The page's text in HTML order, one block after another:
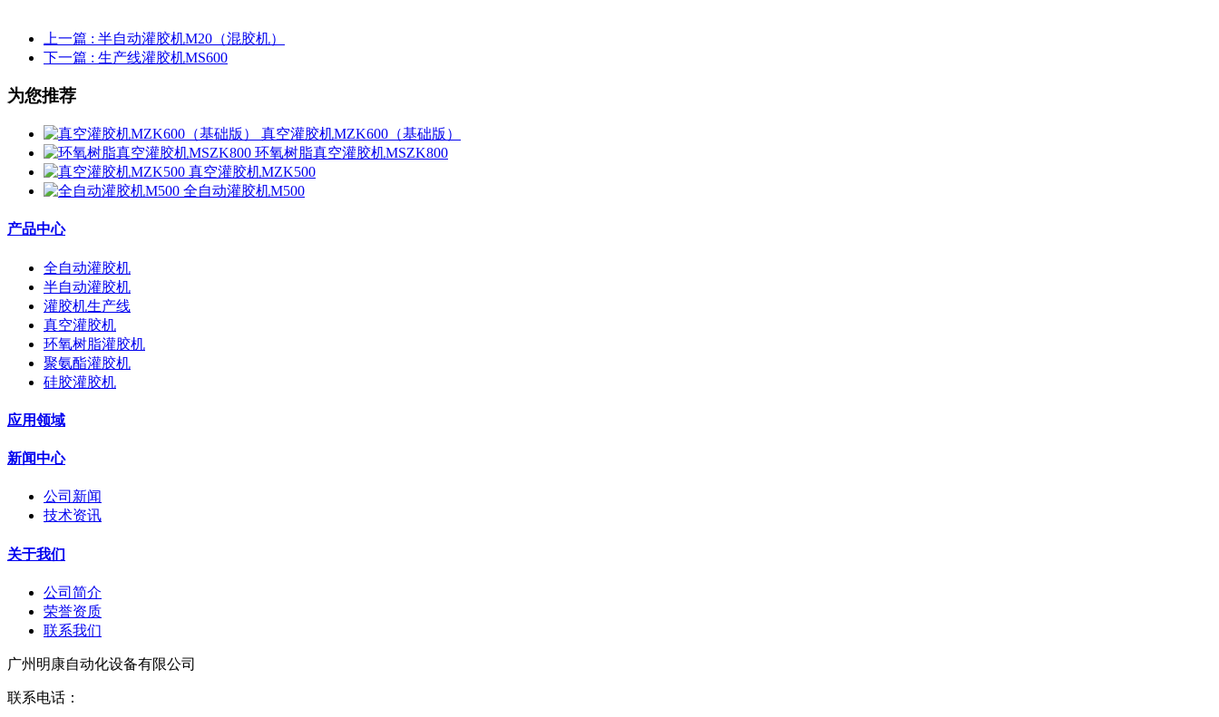
上一篇 : 半自动灌胶机M20（混胶机）
下一篇 : 生产线灌胶机MS600
为您推荐
真空灌胶机MZK600（基础版）
环氧树脂真空灌胶机MSZK800
真空灌胶机MZK500
全自动灌胶机M500
产品中心
全自动灌胶机
半自动灌胶机
灌胶机生产线
真空灌胶机
环氧树脂灌胶机
聚氨酯灌胶机
硅胶灌胶机
应用领域
新闻中心
公司新闻
技术资讯
关于我们
公司简介
荣誉资质
联系我们
广州明康自动化设备有限公司
联系电话：